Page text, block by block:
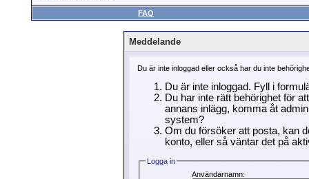
FAQ
Meddelande
Du är inte inloggad eller också har du inte
Du är inte inloggad. Fyll i
Du har inte rätt behörighet för
annans inlägg, komma åt
system?
Om du försöker att posta, kan
konto, eller så väntar det på
Logga in
Användarnamn: